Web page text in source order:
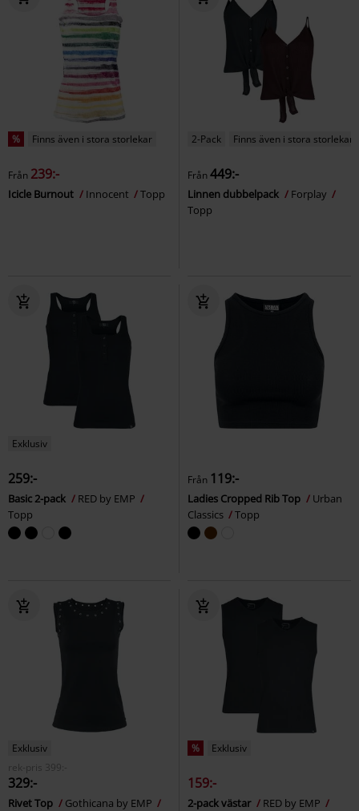
% Finns även i stora storlekar
Från 239:-
Icicle Burnout Innocent Topp
2-Pack Finns även i stora storlekar
Från449:-
Linnen dubbelpack
Forplay
Topp
Exklusiv
259:-
Basic 2-pack
RED by EMP
Topp
Från 119:-
Ladies Cropped Rib Top
Urban
Classics
Topp
Exklusiv
rek-pris
399:-
329:-
Rivet Top
Gothicana by EMP
% Exklusiv
159:-
2-pack västar
RED by EMP